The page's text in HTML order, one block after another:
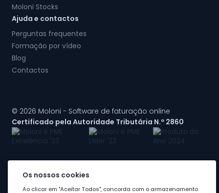
Moloni Stocks
Ajuda e contactos
Perguntas frequentes
Formação por vídeo
Blog
Contactos
© 2026 Moloni - Software de faturação online
Certificado pela Autoridade Tributária N.º 2860
A Moloni faz parte dogrupo Visma
Os nossos cookies
Ao clicar em "Aceitar Todos", concorda com o armazenamento